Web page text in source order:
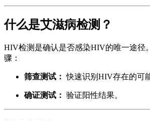
什么是艾滋病检测？
HIV检测是确认是否感染HIV的唯一途径
骤：
筛查测试： 快速识别HIV存在的可
确证测试： 验证阳性结果。